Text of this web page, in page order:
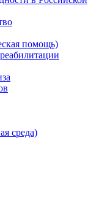
помощь)
среда)